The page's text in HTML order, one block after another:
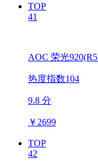
TOP
41
AOC 荣光
热度指数104
9.8 分
￥ 2699
TOP
42